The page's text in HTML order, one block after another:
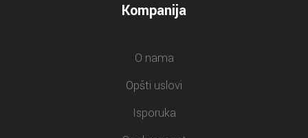
Kompanija
O nama
Opšti uslovi
Isporuka